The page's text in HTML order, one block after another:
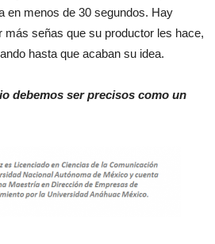
en menos de 30 segundos. Hay
más señas que su productor les hace,
hasta que acaban su idea.
debemos ser precisos como un